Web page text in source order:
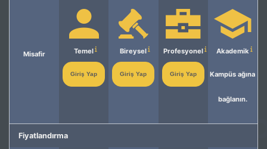
Misafir Temel
Giriş Yap
Bireysel
Giriş Yap
Profesyonel
Giriş Yap
Akademik
Kampüs ağına
bağlanın.
Fiyatlandırma